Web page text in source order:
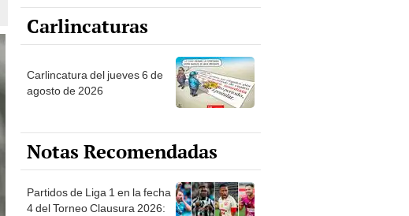
Carlincaturas
Carlincatura del jueves 6 de
agosto de 2026
Notas Recomendadas
Partidos de Liga 1 en la fecha
4 del Torneo Clausura 2026: